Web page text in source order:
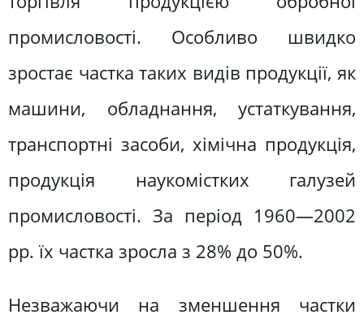
промисловості. Особливо швидко
зростає частка таких видів продукції, як
машини, обладнання, устаткування,
транспортні засоби, хімічна продукція,
продукція наукомістких галузей
промисловості. За період 1960—2002
pp. їх частка зросла з 28% до 50%.
Незважаючи на зменшення частки